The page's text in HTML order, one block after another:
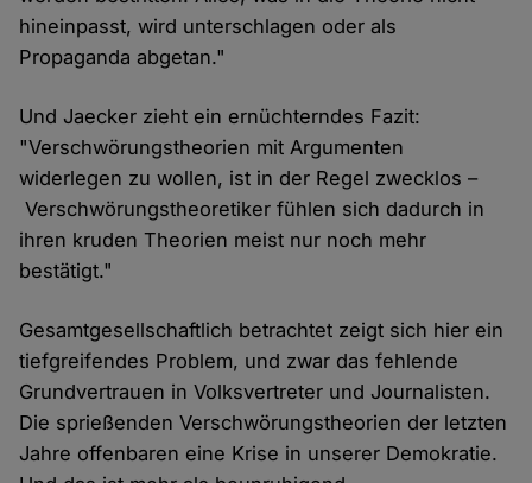
hineinpasst, wird unterschlagen oder als
Propaganda abgetan."
Und Jaecker zieht ein ernüchterndes Fazit:
"Verschwörungstheorien mit Argumenten
widerlegen zu wollen, ist in der Regel zwecklos –
Verschwörungstheoretiker fühlen sich dadurch in
ihren kruden Theorien meist nur noch mehr
bestätigt."
Gesamtgesellschaftlich betrachtet zeigt sich hier ein
tiefgreifendes Problem, und zwar das fehlende
Grundvertrauen in Volksvertreter und Journalisten.
Die sprießenden Verschwörungstheorien der letzten
Jahre offenbaren eine Krise in unserer Demokratie.